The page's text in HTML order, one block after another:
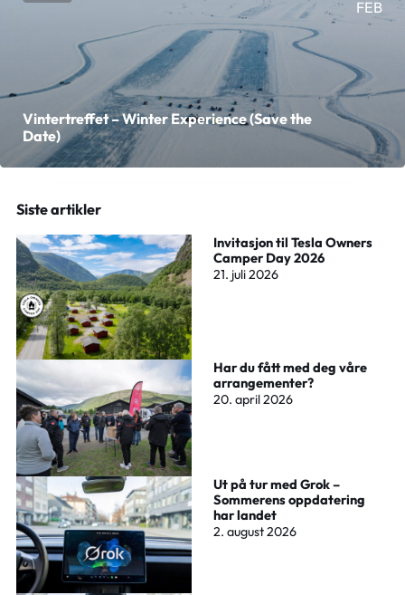
FEB
Vintertreffet – Winter Experience (Save the
Date)
Siste artikler
Invitasjon til Tesla Owners
Camper Day 2026
21. juli 2026
Har du fått med deg våre
arrangementer?
20. april 2026
Ut på tur med Grok –
Sommerens oppdatering
har landet
2. august 2026